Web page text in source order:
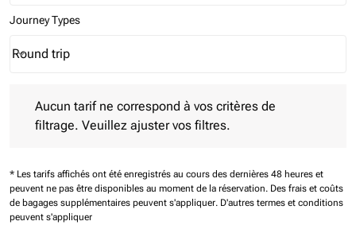
Journey Types
Journey Types option Round trip Selected
Round trip
keyboard_arrow_down
Aucun tarif ne correspond à vos critères de
filtrage. Veuillez ajuster vos filtres.
* Les tarifs affichés ont été enregistrés au cours des dernières 48 heures et
peuvent ne pas être disponibles au moment de la réservation. Des frais et coûts
de bagages supplémentaires peuvent s'appliquer. D'autres termes et conditions
peuvent s'appliquer